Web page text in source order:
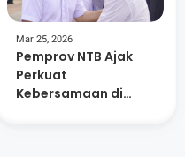
Mar 25, 2026
Pemprov NTB Ajak
Perkuat
Kebersamaan di